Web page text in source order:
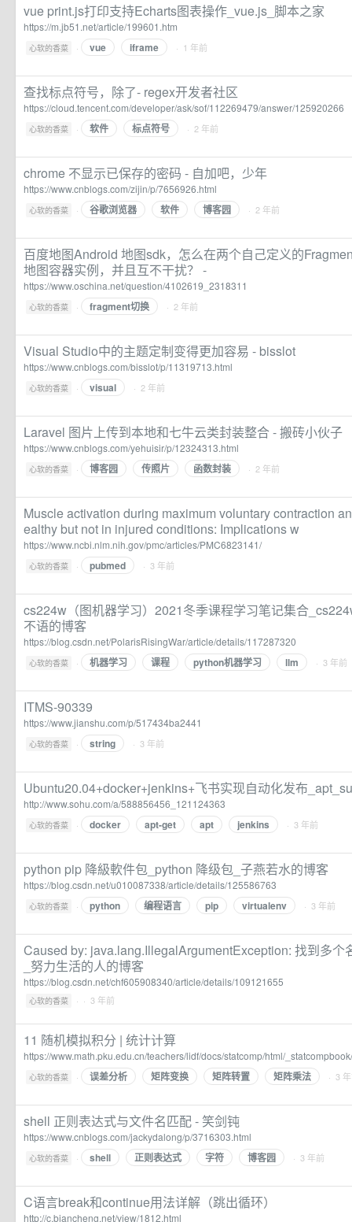
vue print.js打印支持Echarts图表操作_vue.js_脚本之家
https://m.jb51.net/article/199601.htm
心软的香菜 · vue iframe · 1 年前
查找标点符号，除了- regex开发者社区
https://cloud.tencent.com/developer/ask/sof/112269479/answer/125920266
心软的香菜 · 软件 标点符号 · 2 年前
chrome 不显示已保存的密码 - 自加吧，少年
https://www.cnblogs.com/zijin/p/7656926.html
心软的香菜 · 谷歌浏览器 软件 博客园 · 2 年前
百度地图Android 地图sdk，怎么在两个自己定义的
地图容器实例，并且互不干扰？ -
https://www.oschina.net/question/4102619_2318311
心软的香菜 · fragment切换 · 2 年前
Visual Studio中的主题定制变得更加容易 - bisslot
https://www.cnblogs.com/bisslot/p/11319713.html
心软的香菜 · visual · 2 年前
Laravel 图片上传到本地和七牛云类封装整合 - 搬砖小伙子
https://www.cnblogs.com/yehuisir/p/12324313.html
心软的香菜 · 博客园 传照片 函数封装 · 2 年前
Muscle activation during maximum voluntary contraction
ealthy but not in injured conditions: Implications w
https://www.ncbi.nlm.nih.gov/pmc/articles/PMC6823141/
心软的香菜 · pubmed · 3 年前
cs224w（图机器学习）2021冬季课程学习笔记集合
不语的博客
https://blog.csdn.net/PolarisRisingWar/article/details/117287320
心软的香菜 · 机器学习 课程 python机器学习 llm · 3 年前
ITMS-90339
https://www.jianshu.com/p/517434ba2441
心软的香菜 · string · 3 年前
Ubuntu20.04+docker+jenkins+飞书实现自动化发布
http://www.sohu.com/a/588856456_121124363
心软的香菜 · docker apt-get apt jenkins · 3 年前
python pip 降級軟件包_python 降级包_子燕若水的博客
https://blog.csdn.net/u010087338/article/details/125586763
心软的香菜 · python 编程语言 pip virtualenv · 3 年前
Caused by: java.lang.IllegalArgumentException: 找到多个
_努力生活的人的博客
https://blog.csdn.net/chf605908340/article/details/109121655
心软的香菜 · · 3 年前
11 随机模拟积分 | 统计计算
https://www.math.pku.edu.cn/teachers/lidf/docs/statcomp/html/
心软的香菜 · 误差分析 矩阵变换 矩阵转置 矩阵乘法 · 3
shell 正则表达式与文件名匹配 - 笑剑钝
https://www.cnblogs.com/jackydalong/p/3716303.html
心软的香菜 · shell 正则表达式 字符 博客园 · 3 年前
C语言break和continue用法详解（跳出循环）
http://c.biancheng.net/view/1812.html